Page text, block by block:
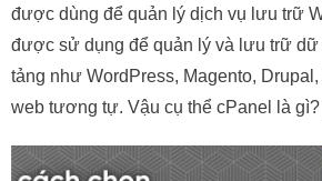
được dùng để quản lý dịch vụ lưu trữ
được sử dụng để quản lý và lưu trữ dữ
tảng như WordPress, Magento,
web tương tự. Vậu cụ thể cPanel là